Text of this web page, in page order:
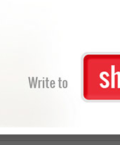
spawalniczy nr kat.
w wielu płaszczyznach